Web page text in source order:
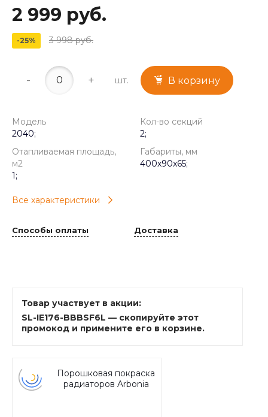
2 999 руб.
-25% 3 998 руб.
- + шт. В корзину
Модель
2040;
Кол-во секций
2;
Отапливаемая площадь,
м2
1;
Габариты, мм
400x90x65;
Все характеристики
Способы оплаты Доставка
Товар участвует в акции:
SL-IE176-BBBSF6L — скопируйте этот
промокод и примените его в корзине.
Порошковая покраска
радиаторов Arbonia